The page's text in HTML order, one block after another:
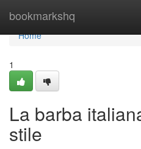
bookmarkshq
Home
Home
1
La barba
stile